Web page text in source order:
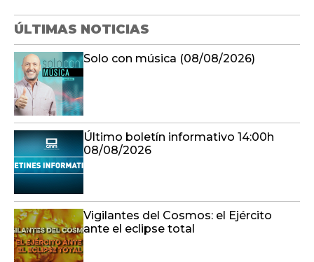
ÚLTIMAS NOTICIAS
Solo con música (08/08/2026)
Último boletín informativo 14:00h
08/08/2026
Vigilantes del Cosmos: el Ejército
ante el eclipse total